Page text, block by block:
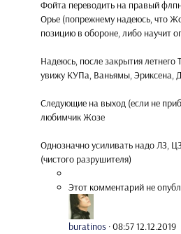
Фойта переводить на правый
Орье (попрежнему надеюсь, что
позицию в обороне, либо научит
Надеюсь, после закрытия
увижу КУПа, Ваньямы, Эриксена,
Следующие на выход (если не
любимчик Жозе
Однозначно усиливать надо ЛЗ,
(чистого разрушителя)
Этот комментарий не
buratinos ·08:57 12.12.2019